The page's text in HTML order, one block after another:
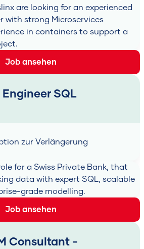
are looking for an experienced
with strong Microservices
in containers to support a
Job ansehen
SQL
zur Verlängerung
for a Swiss Private Bank, that
data with expert SQL, scalable
grade modelling.
Job ansehen
Consultant -